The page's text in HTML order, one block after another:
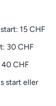
15 CHF
30 CHF
CHF
start eller